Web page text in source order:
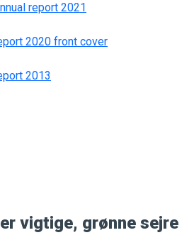
vigtige, grønne sejre